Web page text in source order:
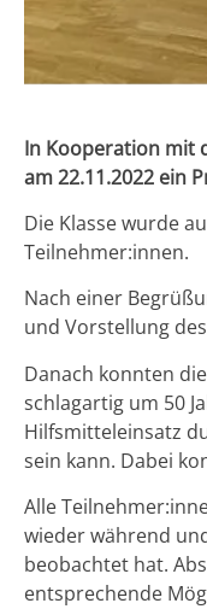
In Kooperation mit
am 22.11.2022 ein
Die Klasse wurde
Teilnehmer:innen.
Nach einer
und Vorstellung
Danach konnten
schlagartig um 50
Hilfsmitteleinsatz
sein kann. Dabei
Alle
wieder während
beobachtet hat.
entsprechende